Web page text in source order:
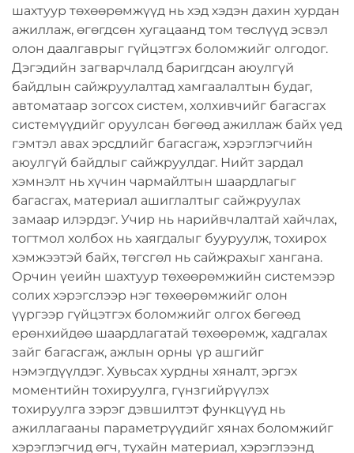
шахтуур төхөөрөмжүүд нь хэд хэдэн дахин хурдан
ажиллаж, өгөгдсөн хугацаанд том төслүүд эсвэл
олон даалгаврыг гүйцэтгэх боломжийг олгодог.
Дэгэдийн загварчлалд баригдсан аюулгүй
байдлын сайжруулалтад хамгаалалтын будаг,
автоматаар зогсох систем, холхивчийг багасгах
системүүдийг оруулсан бөгөөд ажиллаж байх үед
гэмтэл авах эрсдлийг багасгаж, хэрэглэгчийн
аюулгүй байдлыг сайжруулдаг. Нийт зардал
хэмнэлт нь хүчин чармайлтын шаардлагыг
багасгах, материал ашиглалтыг сайжруулах
замаар илэрдэг. Учир нь нарийвчлалтай хайчлах,
тогтмол холбох нь хаягдалыг бууруулж, тохирох
хэмжээтэй байх, төгсгөл нь сайжрахыг хангана.
Орчин үеийн шахтуур төхөөрөмжийн системээр
солих хэрэгслээр нэг төхөөрөмжийг олон
үүргээр гүйцэтгэх боломжийг олгох бөгөөд
ерөнхийдөө шаардлагатай төхөөрөмж, хадгалах
зайг багасгаж, ажлын орны үр ашгийг
нэмэгдүүлдэг. Хувьсах хурдны хяналт, эргэх
моментийн тохируулга, гүнзгийрүүлэх
тохируулга зэрэг дэвшилтэт функцүүд нь
ажиллагааны параметрүүдийг хянах боломжийг
хэрэглэгчид өгч, тухайн материал, хэрэглээнд